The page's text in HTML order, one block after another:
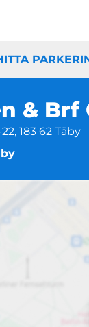
& Brf
183 62 Täby